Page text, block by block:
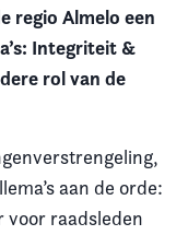
regio Almelo een
Integriteit &
rol van de
aan de orde:
voor raadsleden